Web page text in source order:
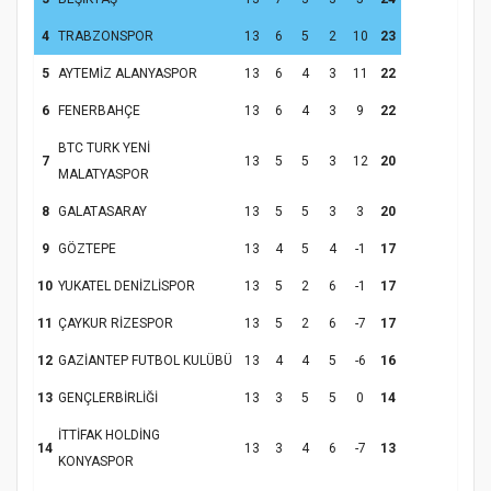
Samsun Atakum’da Yaz Kur’an Kursu
Kapanış Programı
Samsun Atakum’da Ayasofya Camii
4 TRABZONSPOR 13 6 5 2 10 23
5 AYTEMİZ ALANYASPOR 13 6 4 3 11 22
6 FENERBAHÇE 13 6 4 3 9 22
7
BTC TURK YENİ
MALATYASPOR
13 5 5 3 12 20
8 GALATASARAY 13 5 5 3 3 20
9 GÖZTEPE 13 4 5 4 -1 17
10 YUKATEL DENİZLİSPOR 13 5 2 6 -1 17
11 ÇAYKUR RİZESPOR 13 5 2 6 -7 17
12 GAZİANTEP FUTBOL KULÜBÜ 13 4 4 5 -6 16
13 GENÇLERBİRLİĞİ 13 3 5 5 0 14
14
İTTİFAK HOLDİNG
KONYASPOR
13 3 4 6 -7 13